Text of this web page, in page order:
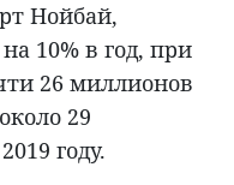
Нойбай,
10% в год, при
26 миллионов
29
году.